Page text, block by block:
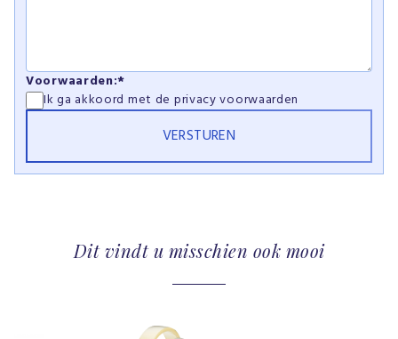
Voorwaarden:*
Ik ga akkoord met de privacy voorwaarden
Dit vindt u misschien ook mooi